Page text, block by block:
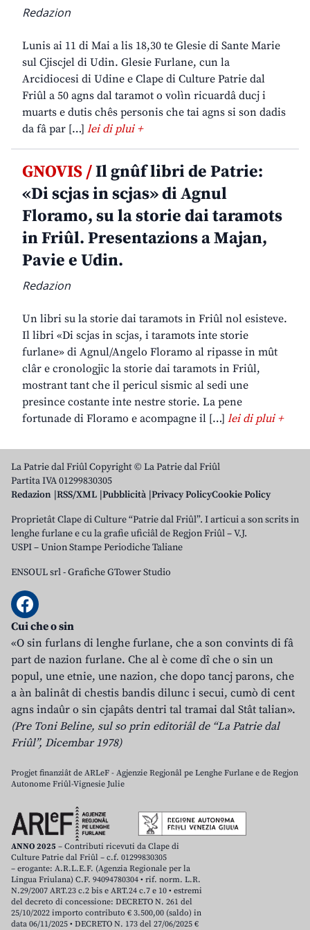
Redazion
Lunis ai 11 di Mai a lis 18,30 te Glesie di Sante Marie
sul Cjiscjel di Udin. Glesie Furlane, cun la
Arcidiocesi di Udine e Clape di Culture Patrie dal
Friûl a 50 agns dal taramot o volìn ricuardâ ducj i
muarts e dutis chês personis che tai agns si son dadis
da fâ par […] lei di plui +
GNOVIS /Il gnûf libri de Patrie:
«Di scjas in scjas» di Agnul
Floramo, su la storie dai taramots
in Friûl. Presentazions a Majan,
Pavie e Udin.
Redazion
Un libri su la storie dai taramots in Friûl nol esisteve.
Il libri «Di scjas in scjas, i taramots inte storie
furlane» di Agnul/Angelo Floramo al ripasse in mût
clâr e cronologjic la storie dai taramots in Friûl,
mostrant tant che il pericul sismic al sedi une
presince costante inte nestre storie. La pene
fortunade di Floramo e acompagne il […] lei di plui +
La Patrie dal Friûl Copyright © La Patrie dal Friûl
Partita IVA 01299830305
Redazion RSS/XML Pubblicità Privacy PolicyCookie Policy
Proprietât Clape di Culture “Patrie dal Friûl”. I articui a son scrits in
lenghe furlane e cu la grafie uficiâl de Regjon Friûl – V.J.
USPI – Union Stampe Periodiche Taliane
ENSOUL srl-Grafiche GTower Studio
Cui che o sin
«O sin furlans di lenghe furlane, che a son convints di fâ
part de nazion furlane. Che al è come dî che o sin un
popul, une etnie, une nazion, che dopo tancj parons, che
a àn balinât di chestis bandis dilunc i secui, cumò di cent
agns indaûr o sin cjapâts dentri tal tramai dal Stât talian».
(Pre Toni Beline, sul so prin editoriâl de “La Patrie dal
Friûl”, Dicembar 1978)
Progjet finanziât de ARLeF - Agjenzie Regjonâl pe Lenghe Furlane e de Regjon
Autonome Friûl-Vignesie Julie
ANNO 2025 – Contributi ricevuti da Clape di
Culture Patrie dal Friûl – c.f. 01299830305
– erogante: A.R.L.E.F. (Agenzia Regionale per la
Lingua Friulana) C.F. 94094780304 • rif. norm. L.R.
N.29/2007 ART.23 c.2 bis e ART.24 c.7 e 10 • estremi
del decreto di concessione: DECRETO N. 261 del
25/10/2022 importo contributo € 3.500,00 (saldo) in
data 06/11/2025 • DECRETO N. 173 del 27/06/2025 €